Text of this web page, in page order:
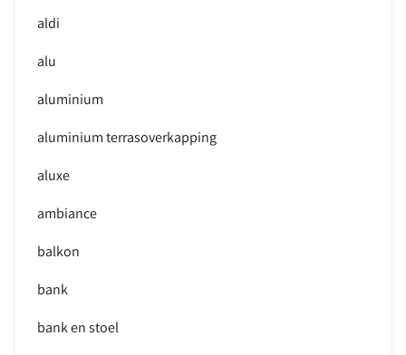
aldi
alu
aluminium
aluminium terrasoverkapping
aluxe
ambiance
balkon
bank
bank en stoel